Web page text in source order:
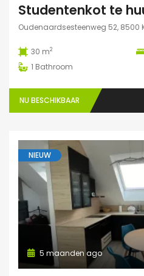
Studentenkot te
Oudenaardsesteenweg 52, 8500
30 m2
1 Bathroom
NU BESCHIKBAAR
NIEUW
5 maanden ago